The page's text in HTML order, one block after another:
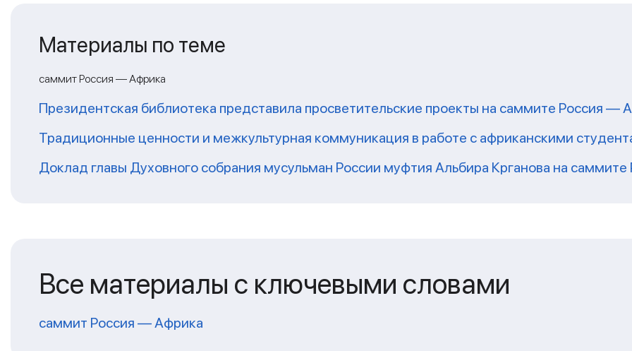
Материалы по теме
саммит Россия — Африка
Президентская библиотека представила просветительские проекты на саммите Россия —
Традиционные ценности и межкультурная коммуникация в работе с африканскими
Доклад главы Духовного собрания мусульман России муфтия Альбира Крганова на
Все материалы с ключевыми словами
саммит Россия — Африка